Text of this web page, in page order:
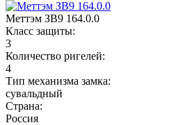
Меттэм ЗВ9 164.0.0
Класс защиты:
3
Количество ригелей:
4
Тип механизма замка:
сувальдный
Страна:
Россия